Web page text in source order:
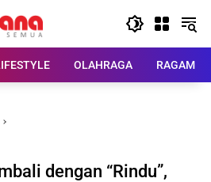
OLAHRAGA RAGAM
dengan “Rindu”,